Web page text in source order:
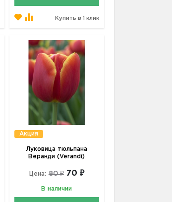
Купить в 1 клик
Акция
Луковица тюльпана
Веранди (Verandi)
Цена: 80 ₽ 70 ₽
В наличии